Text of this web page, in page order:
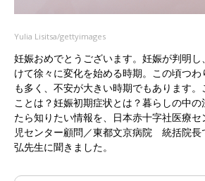
Yulia Lisitsa/gettyimages
妊娠おめでとうございます。妊娠が判明し
けて徐々に変化を始める時期。この頃つわ
も多く、不安が大きい時期でもあります
ことは？妊娠初期症状とは？暮らしの中
たら知りたい情報を、日本赤十字社医療
児センター顧問／東都文京病院 統括院長
弘先生に聞きました。